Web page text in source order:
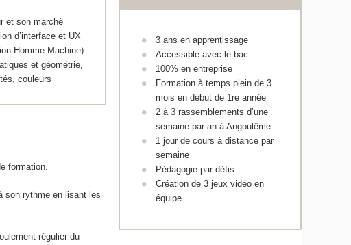
et son marché
d’interface et UX
Homme-Machine)
et géométrie,
couleurs
formation.
son rythme en lisant les
régulier du
3 ans en apprentissage
Accessible avec le bac
100% en entreprise
Formation à temps plein de 3
mois en début de 1re année
2 à 3 rassemblements d’une
semaine par an à Angoulême
1 jour de cours à distance par
semaine
Pédagogie par défis
Création de 3 jeux vidéo en
équipe